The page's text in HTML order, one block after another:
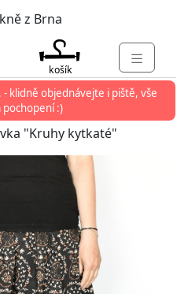
z Brna
košík
klidně objednávejte i piště, vše
:)
"Kruhy kytkaté"